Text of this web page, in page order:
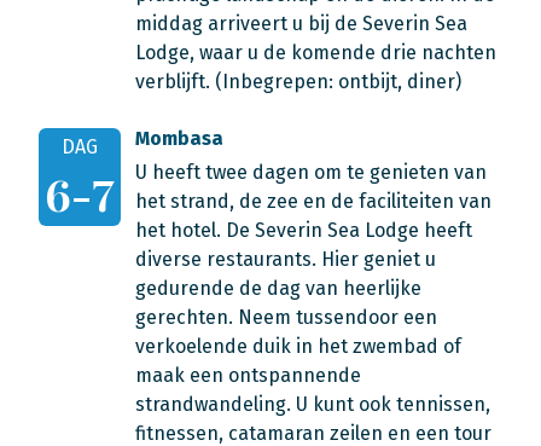
middag arriveert u bij de Severin Sea
Lodge, waar u de komende drie nachten
verblijft. (Inbegrepen: ontbijt, diner)
DAG
6-7
Mombasa
U heeft twee dagen om te genieten van
het strand, de zee en de faciliteiten van
het hotel. De Severin Sea Lodge heeft
diverse restaurants. Hier geniet u
gedurende de dag van heerlijke
gerechten. Neem tussendoor een
verkoelende duik in het zwembad of
maak een ontspannende
strandwandeling. U kunt ook tennissen,
fitnessen, catamaran zeilen en een tour